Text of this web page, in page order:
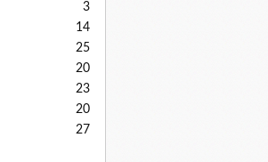
3
14
25
20
23
20
27